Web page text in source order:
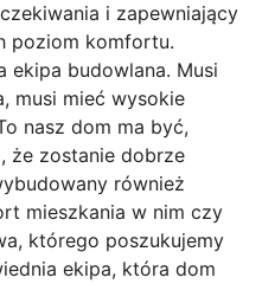
i zapewniający
poziom komfortu.
ekipa budowlana. Musi
musi mieć wysokie
nasz dom ma być,
że zostanie dobrze
również
mieszkania w nim czy
którego poszukujemy
ekipa, która dom